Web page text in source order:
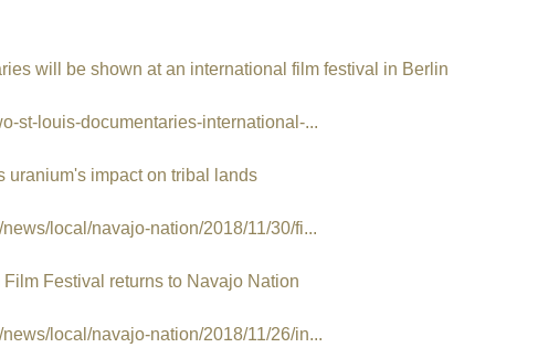
will be shown at an international film festival in Berlin
st-louis-documentaries-international-...
uranium's impact on tribal lands
local/navajo-nation/2018/11/30/fi...
Festival returns to Navajo Nation
local/navajo-nation/2018/11/26/in...